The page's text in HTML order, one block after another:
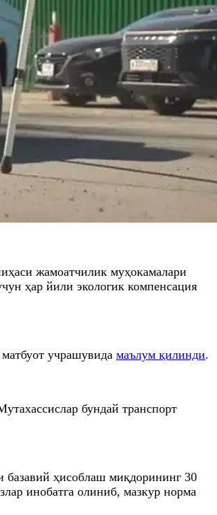
жамоатчилик муҳокамалари
ҳар йили экологик компенсация
учрашувида маълум қилинди.
бундай транспорт
базавий ҳисоблаш миқдорининг 30
инобатга олиниб, мазкур норма